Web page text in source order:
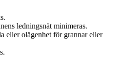
ledningsnät minimeras.
eller olägenhet för grannar eller